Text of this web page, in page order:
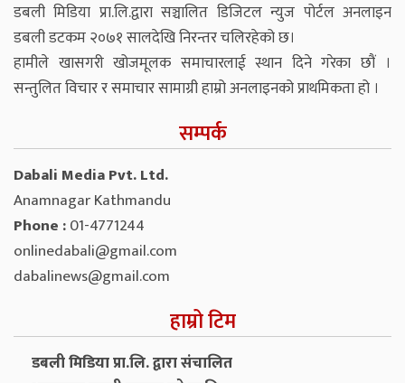
डबली मिडिया प्रा.लि.द्वारा सञ्चालित डिजिटल न्युज पोर्टल अनलाइन
डबली डटकम २०७१ सालदेखि निरन्तर चलिरहेको छ।
हामीले खासगरी खोजमूलक समाचारलाई स्थान दिने गरेका छौं ।
सन्तुलित विचार र समाचार सामाग्री हाम्रो अनलाइनको प्राथमिकता हो ।
सम्पर्क
Dabali Media Pvt. Ltd.
Anamnagar Kathmandu
Phone :01-4771244
onlinedabali@gmail.com
dabalinews@gmail.com
हाम्रो टिम
डबली मिडिया प्रा.लि. द्वारा संचालित